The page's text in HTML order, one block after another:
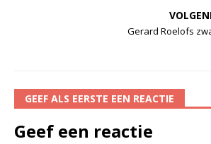
Gerard Roelofs
GEEF ALS EERSTE EEN REACTIE
Geef een reactie